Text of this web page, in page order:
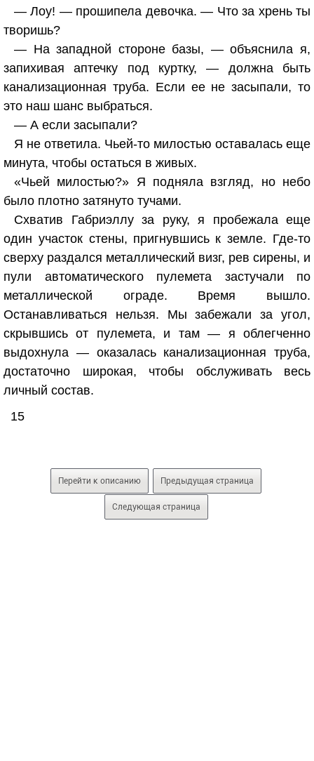
— Лоу! — прошипела девочка. — Что за хрень ты
творишь?
— На западной стороне базы, — объяснила я,
запихивая аптечку под куртку, — должна быть
канализационная труба. Если ее не засыпали, то
это наш шанс выбраться.
— А если засыпали?
Я не ответила. Чьей-то милостью оставалась еще
минута, чтобы остаться в живых.
«Чьей милостью?» Я подняла взгляд, но небо
было плотно затянуто тучами.
Схватив Габриэллу за руку, я пробежала еще
один участок стены, пригнувшись к земле. Где-то
сверху раздался металлический визг, рев сирены, и
пули автоматического пулемета застучали по
металлической ограде. Время вышло.
Останавливаться нельзя. Мы забежали за угол,
скрывшись от пулемета, и там — я облегченно
выдохнула — оказалась канализационная труба,
достаточно широкая, чтобы обслуживать весь
личный состав.
15
Перейти к описанию Предыдущая страница
Следующая страница